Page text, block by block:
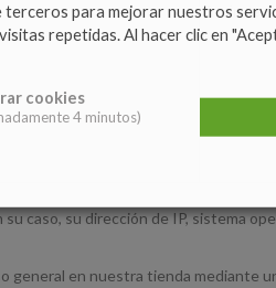
1 minute
caso, su dirección de IP, sistema
general en nuestra tienda mediante
terceros para mejorar nuestros
repetidas. Al hacer clic en
cookies
4 minutos)